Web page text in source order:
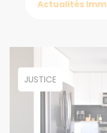
Actualités
JUSTICE